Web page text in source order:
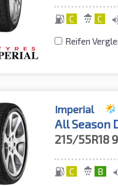
C C
Reifen
Imperial
All Season
215/55R18
C B